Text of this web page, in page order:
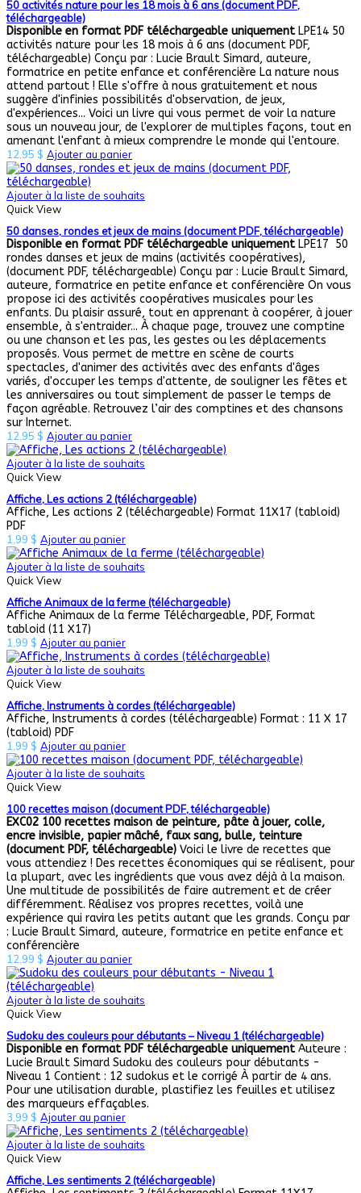
50 activités nature pour les 18 mois à 6 ans (document PDF,
téléchargeable)
Disponible en format PDF téléchargeable uniquementLPE14 50
activités nature pour les 18 mois à 6 ans (document PDF,
téléchargeable) Conçu par : Lucie Brault Simard, auteure,
formatrice en petite enfance et conférencière La nature nous
attend partout ! Elle s'offre à nous gratuitement et nous
suggère d'infinies possibilités d'observation, de jeux,
d'expériences... Voici un livre qui vous permet de voir la nature
sous un nouveau jour, de l'explorer de multiples façons, tout en
amenant l'enfant à mieux comprendre le monde qui l'entoure.
12,95 $ Ajouter au panier
Ajouter à la liste de souhaits
Quick View
50 danses, rondes et jeux de mains (document PDF, téléchargeable)
Disponible en format PDF téléchargeable uniquementLPE17 50
rondes danses et jeux de mains (activités coopératives),
(document PDF, téléchargeable) Conçu par : Lucie Brault Simard,
auteure, formatrice en petite enfance et conférencière On vous
propose ici des activités coopératives musicales pour les
enfants. Du plaisir assuré, tout en apprenant à coopérer, à jouer
ensemble, à s'entraider... À chaque page, trouvez une comptine
ou une chanson et les pas, les gestes ou les déplacements
proposés. Vous permet de mettre en scène de courts
spectacles, d'animer des activités avec des enfants d'âges
variés, d'occuper les temps d'attente, de souligner les fêtes et
les anniversaires ou tout simplement de passer le temps de
façon agréable. Retrouvez l’air des comptines et des chansons
sur Internet.
12,95 $ Ajouter au panier
Ajouter à la liste de souhaits
Quick View
Affiche, Les actions 2 (téléchargeable)
Affiche, Les actions 2 (téléchargeable) Format 11X17 (tabloid)
PDF
1,99 $ Ajouter au panier
Ajouter à la liste de souhaits
Quick View
Affiche Animaux de la ferme (téléchargeable)
Affiche Animaux de la ferme Téléchargeable, PDF, Format
tabloid (11 X17)
1,99 $ Ajouter au panier
Ajouter à la liste de souhaits
Quick View
Affiche, Instruments à cordes (téléchargeable)
Affiche, Instruments à cordes (téléchargeable) Format : 11 X 17
(tabloid) PDF
1,99 $ Ajouter au panier
Ajouter à la liste de souhaits
Quick View
100 recettes maison (document PDF, téléchargeable)
EXC02 100 recettes maison de peinture, pâte à jouer, colle,
encre invisible, papier mâché, faux sang, bulle, teinture
(document PDF, téléchargeable) Voici le livre de recettes que
vous attendiez ! Des recettes économiques qui se réalisent, pour
la plupart, avec les ingrédients que vous avez déjà à la maison.
Une multitude de possibilités de faire autrement et de créer
différemment. Réalisez vos propres recettes, voilà une
expérience qui ravira les petits autant que les grands. Conçu par
: Lucie Brault Simard, auteure, formatrice en petite enfance et
conférencière
12,99 $ Ajouter au panier
Ajouter à la liste de souhaits
Quick View
Sudoku des couleurs pour débutants – Niveau 1 (téléchargeable)
Disponible en format PDF téléchargeable uniquementAuteure :
Lucie Brault Simard Sudoku des couleurs pour débutants -
Niveau 1 Contient : 12 sudokus et le corrigé À partir de 4 ans.
Pour une utilisation durable, plastifiez les feuilles et utilisez
des marqueurs effaçables.
3,99 $ Ajouter au panier
Ajouter à la liste de souhaits
Quick View
Affiche, Les sentiments 2 (téléchargeable)